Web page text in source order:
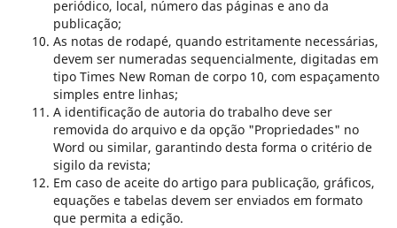
periódico, local, número das páginas e ano da
publicação;
As notas de rodapé, quando estritamente necessárias,
devem ser numeradas sequencialmente, digitadas em
tipo Times New Roman de corpo 10, com espaçamento
simples entre linhas;
A identificação de autoria do trabalho deve ser
removida do arquivo e da opção "Propriedades" no
Word ou similar, garantindo desta forma o critério de
sigilo da revista;
Em caso de aceite do artigo para publicação, gráficos,
equações e tabelas devem ser enviados em formato
que permita a edição.